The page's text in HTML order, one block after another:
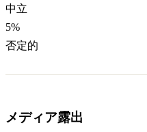
中立
5%
否定的
メディア露出